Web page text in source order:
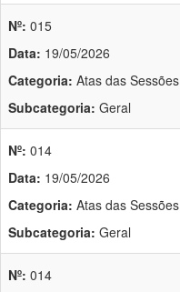
Nº: 015
Data: 19/05/2026
Categoria: Atas das Sessões
Subcategoria: Geral
Nº: 014
Data: 19/05/2026
Categoria: Atas das Sessões
Subcategoria: Geral
Nº: 014